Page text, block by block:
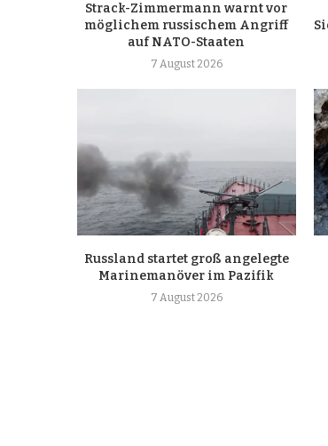
Strack-Zimmermann warnt vor
möglichem russischem Angriff
auf NATO-Staaten
7 August 2026
Russland startet groß angelegte
Marinemanöver im Pazifik
7 August 2026